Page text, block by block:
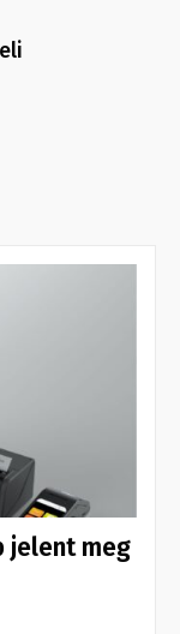
jelent meg